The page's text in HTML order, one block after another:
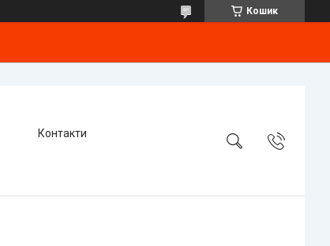
Кошик
Контакти